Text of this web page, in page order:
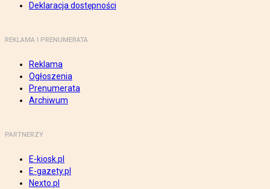
Deklaracja dostępności
REKLAMA I PRENUMERATA
Reklama
Ogłoszenia
Prenumerata
Archiwum
PARTNERZY
E-kiosk.pl
E-gazety.pl
Nexto.pl